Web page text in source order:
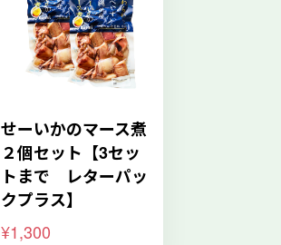
せーいかのマース煮
２個セット【3セッ
トまで レターパッ
クプラス】
¥1,300